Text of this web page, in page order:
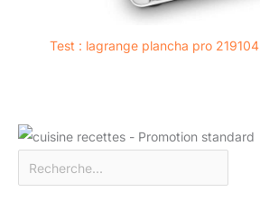
Test : lagrange plancha pro 219104